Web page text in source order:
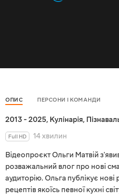
ОПИС ПЕРСОНИ І КОМАНДИ
2013 - 2025, Кулінарія,
Full HD
14 хвилин
Відеопроєкт Ольги Матвій
розважальний влог про нові
аудиторію. Ольга публікує
рецептів якоїсь певної кухні